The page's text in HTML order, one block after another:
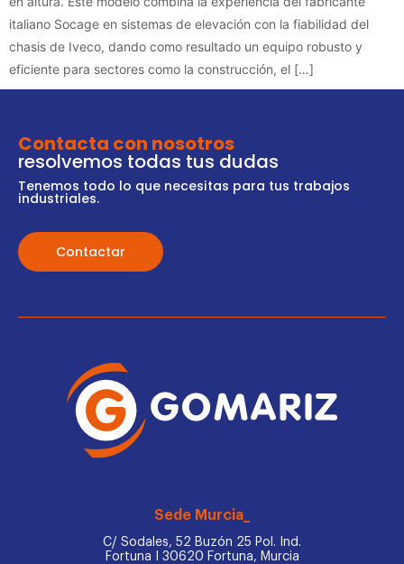
italiano Socage en sistemas de elevación con la fiabilidad del
chasis de Iveco, dando como resultado un equipo robusto y
eficiente para sectores como la construcción, el […]
Contacta con nosotros
resolvemos todas tus dudas
Tenemos todo lo que necesitas para tus trabajos
industriales.
Contactar
Sede Murcia_
C/ Sodales, 52 Buzón 25 Pol. Ind.
Fortuna I 30620 Fortuna, Murcia